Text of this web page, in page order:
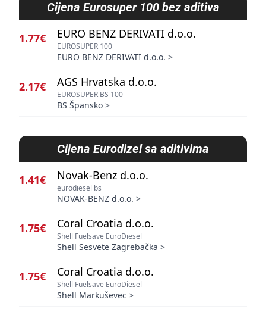
Cijena Eurosuper 100 bez aditiva
1.77€ EURO BENZ DERIVATI d.o.o.
EUROSUPER 100
EURO BENZ DERIVATI d.o.o. >
2.17€ AGS Hrvatska d.o.o.
EUROSUPER BS 100
BS Špansko >
Cijena Eurodizel sa aditivima
1.41€ Novak-Benz d.o.o.
eurodiesel bs
NOVAK-BENZ d.o.o. >
1.75€ Coral Croatia d.o.o.
Shell Fuelsave EuroDiesel
Shell Sesvete Zagrebačka >
1.75€ Coral Croatia d.o.o.
Shell Fuelsave EuroDiesel
Shell Markuševec >